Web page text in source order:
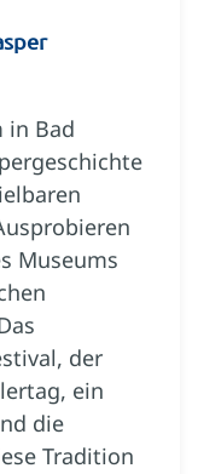
in Bad
Museums
der
ein
die
Tradition